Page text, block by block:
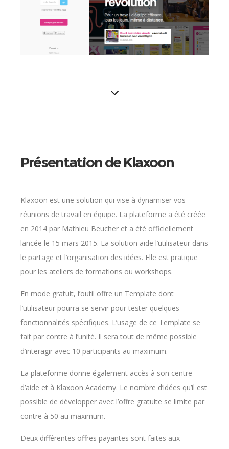
Présentation de Klaxoon
Klaxoon est une solution qui vise à dynamiser vos
réunions de travail en équipe. La plateforme a été créée
en 2014 par Mathieu Beucher et a été officiellement
lancée le 15 mars 2015. La solution aide l’utilisateur dans
le partage et l’organisation des idées. Elle est pratique
pour les ateliers de formations ou workshops.
En mode gratuit, l’outil offre un Template dont
l’utilisateur pourra se servir pour tester quelques
fonctionnalités spécifiques. L’usage de ce Template se
fait par contre à l’unité. Il sera tout de même possible
d’interagir avec 10 participants au maximum.
La plateforme donne également accès à son centre
d’aide et à Klaxoon Academy. Le nombre d’idées qu’il est
possible de développer avec l’offre gratuite se limite par
contre à 50 au maximum.
Deux différentes offres payantes sont faites aux